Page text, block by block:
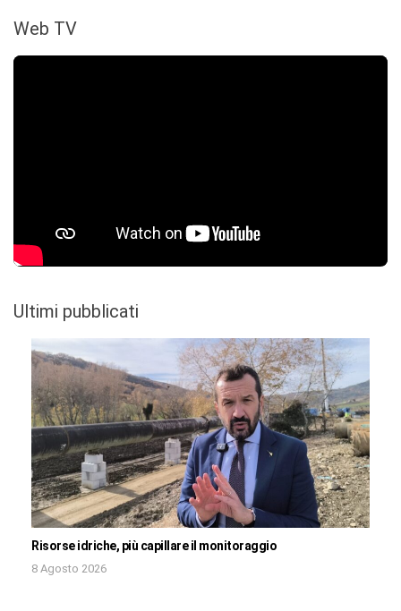
Web TV
Ultimi pubblicati
Risorse idriche, più capillare il monitoraggio
8 Agosto 2026